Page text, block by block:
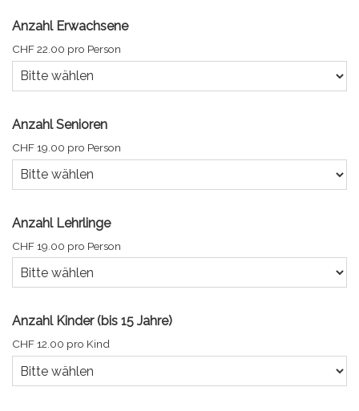
Anzahl Erwachsene
CHF 22.00 pro Person
Anzahl Senioren
CHF 19.00 pro Person
Anzahl Lehrlinge
CHF 19.00 pro Person
Anzahl Kinder (bis 15 Jahre)
CHF 12.00 pro Kind